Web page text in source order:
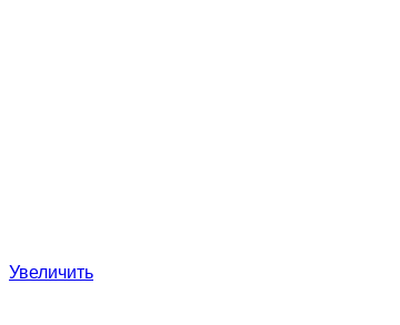
Увеличить